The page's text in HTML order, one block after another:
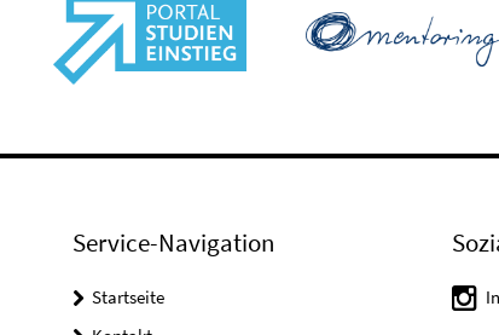
Service-Navigation
Startseite